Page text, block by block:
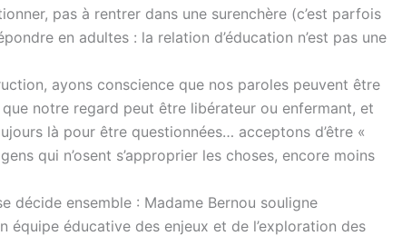
pas à rentrer dans une surenchère (c’est parfois
en adultes : la relation d’éducation n’est pas une
ayons conscience que nos paroles peuvent être
notre regard peut être libérateur ou enfermant, et
là pour être questionnées… acceptons d’être «
qui n’osent s’approprier les choses, encore moins
décide ensemble : Madame Bernou souligne
équipe éducative des enjeux et de l’exploration des